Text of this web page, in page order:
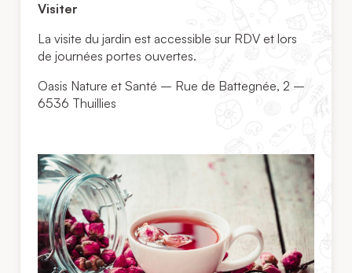
Visiter
La visite du jardin est accessible sur RDV et lors
de journées portes ouvertes.
Oasis Nature et Santé – Rue de Battegnée, 2 –
6536 Thuillies